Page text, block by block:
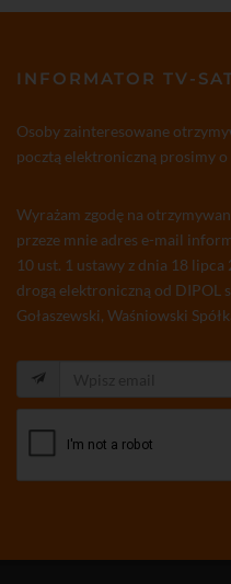
INFORMATOR TV-
Osoby zainteresowane
pocztą elektroniczną prosimy
Wyrażam zgodę na
przeze mnie adres e-mail
10 ust. 1 ustawy z dnia 18
drogą elektroniczną od DIPOL
Gołaszewski, Waśniowski